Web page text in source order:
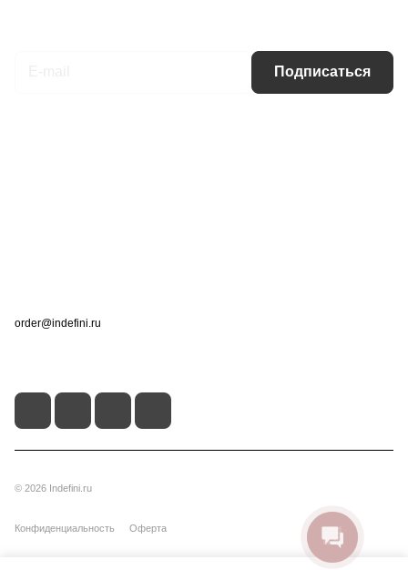
Подписаться
order@indefini.ru
© 2026 Indefini.ru
Конфиденциальность Оферта